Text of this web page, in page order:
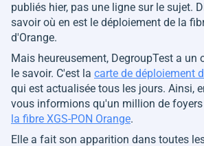
publiés hier, pas une ligne sur le sujet.
savoir où en est le déploiement de la
d'Orange.
Mais heureusement, DegroupTest a un
le savoir. C'est la carte de déploiement
qui est actualisée tous les jours. Ainsi,
vous informions qu'un million de
la fibre XGS-PON Orange.
Elle a fait son apparition dans toutes